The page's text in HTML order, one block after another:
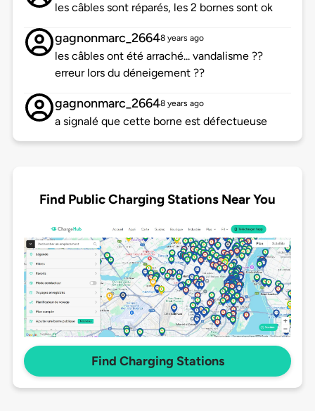
les câbles sont réparés, les 2 bornes sont ok
gagnonmarc_26648 years ago
les câbles ont été arraché... vandalisme ??
erreur lors du déneigement ??
gagnonmarc_26648 years ago
a signalé que cette borne est défectueuse
Find Public Charging Stations Near You
Find Charging Stations